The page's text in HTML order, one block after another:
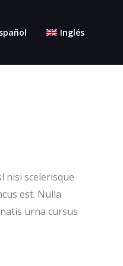
Inglés
nisi scelerisque
est. Nulla
urna cursus